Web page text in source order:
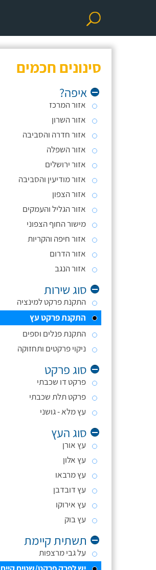
סינונים חכמים
איפה?
אזור המרכז
אזור השרון
אזור חדרה והסביבה
אזור השפלה
אזור ירושלים
אזור מודיעין והסביבה
אזור הצפון
אזור הגליל והעמקים
מישור החוף הצפוני
אזור חיפה והקריות
אזור הדרום
אזור הנגב
סוג שירות
התקנת פרקט למינציה
התקנת פרקט עץ
התקנת פנלים וספים
ניקוי פרקטים ותחזוקה
סוג פרקט
פרקט דו שכבתי
פרקט תלת שכבתי
עץ מלא - גושני
סוג העץ
עץ אורן
עץ אלון
עץ מרבאו
עץ דובדבן
עץ אירוקו
עץ בוק
תשתית קיימת
על גבי מרצפות